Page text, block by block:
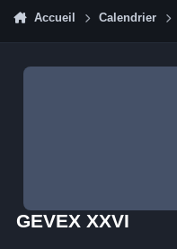
Accueil Calendrier
GEVEX XXVI